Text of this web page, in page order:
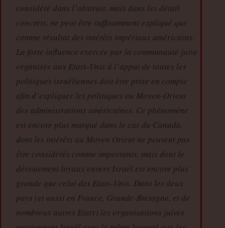
considéré dans l’abstrait, mais dans les détail
concrets, ne peut être suffisamment expliqué que
comme résultat des intérêts impériaux américains.
La forte influence exercée par la communauté juive
organisée aux Etats-Unis à l’appui de toutes les
politiques israéliennes doit être prise en compte
afin d’expliquer les politiques au Moyen-Orient
des administrations américaines. Ce phénomène
est encore plus marqué dans le cas du Canada,
dont les intérêts au Moyen Orient ne peuvent pas
être considérés comme importants, mais dont le
dévouement loyaux envers Israël est encore plus
grande que celui des Etats-Unis. Dans les deux
pays (et aussi en France, Grande-Bretagne, et de
nombreux autres Etats) les organisations juives